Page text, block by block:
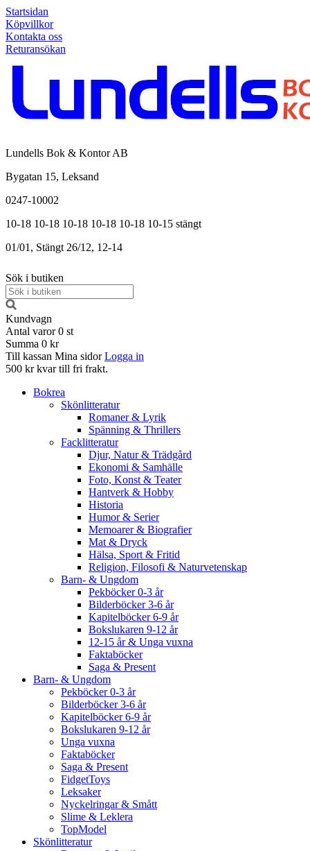
Startsidan
Köpvillkor
Kontakta oss
Returansökan
Lundells Bok & Kontor AB
Bygatan 15, Leksand
0247-10002
10-18 10-18 10-18 10-18 10-18 10-15 stängt
01/01, Stängt 26/12, 12-14
Sök i butiken
Kundvagn
Antal varor 0 st
Summa 0 kr
Till kassan Mina sidor Logga in
500 kr kvar till fri frakt.
Bokrea
Skönlitteratur
Romaner & Lyrik
Spänning & Thrillers
Facklitteratur
Djur, Natur & Trädgård
Ekonomi & Samhälle
Foto, Konst & Teater
Hantverk & Hobby
Historia
Humor & Serier
Memoarer & Biografier
Mat & Dryck
Hälsa, Sport & Fritid
Religion, Filosofi & Naturvetenskap
Barn- & Ungdom
Pekböcker 0-3 år
Bilderböcker 3-6 år
Kapitelböcker 6-9 år
Bokslukaren 9-12 år
12-15 år & Unga vuxna
Faktaböcker
Saga & Present
Barn- & Ungdom
Pekböcker 0-3 år
Bilderböcker 3-6 år
Kapitelböcker 6-9 år
Bokslukaren 9-12 år
Unga vuxna
Faktaböcker
Saga & Present
FidgetToys
Leksaker
Nyckelringar & Smått
Slime & Leklera
TopModel
Skönlitteratur